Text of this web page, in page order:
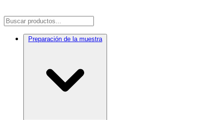
Preparación de la muestra